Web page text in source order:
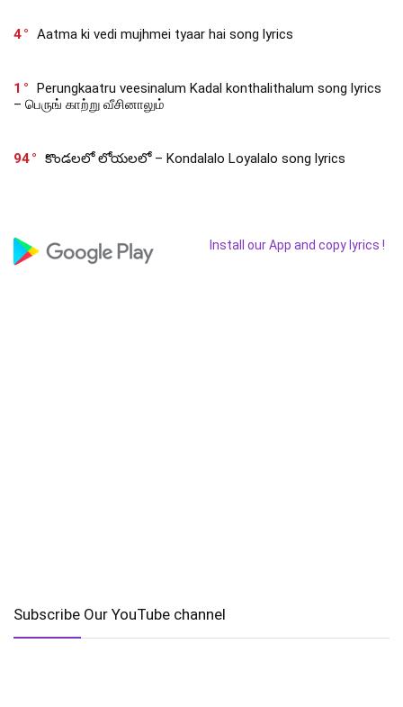
4 Aatma ki vedi mujhmei tyaar hai song lyrics
1
Perungkaatru veesinalum Kadal konthalithalum song lyrics
– பெருங் காற்று வீசினாலும்
94 కొండలలో లోయలలో – Kondalalo Loyalalo song lyrics
Install our App and copy lyrics !
Subscribe Our YouTube channel